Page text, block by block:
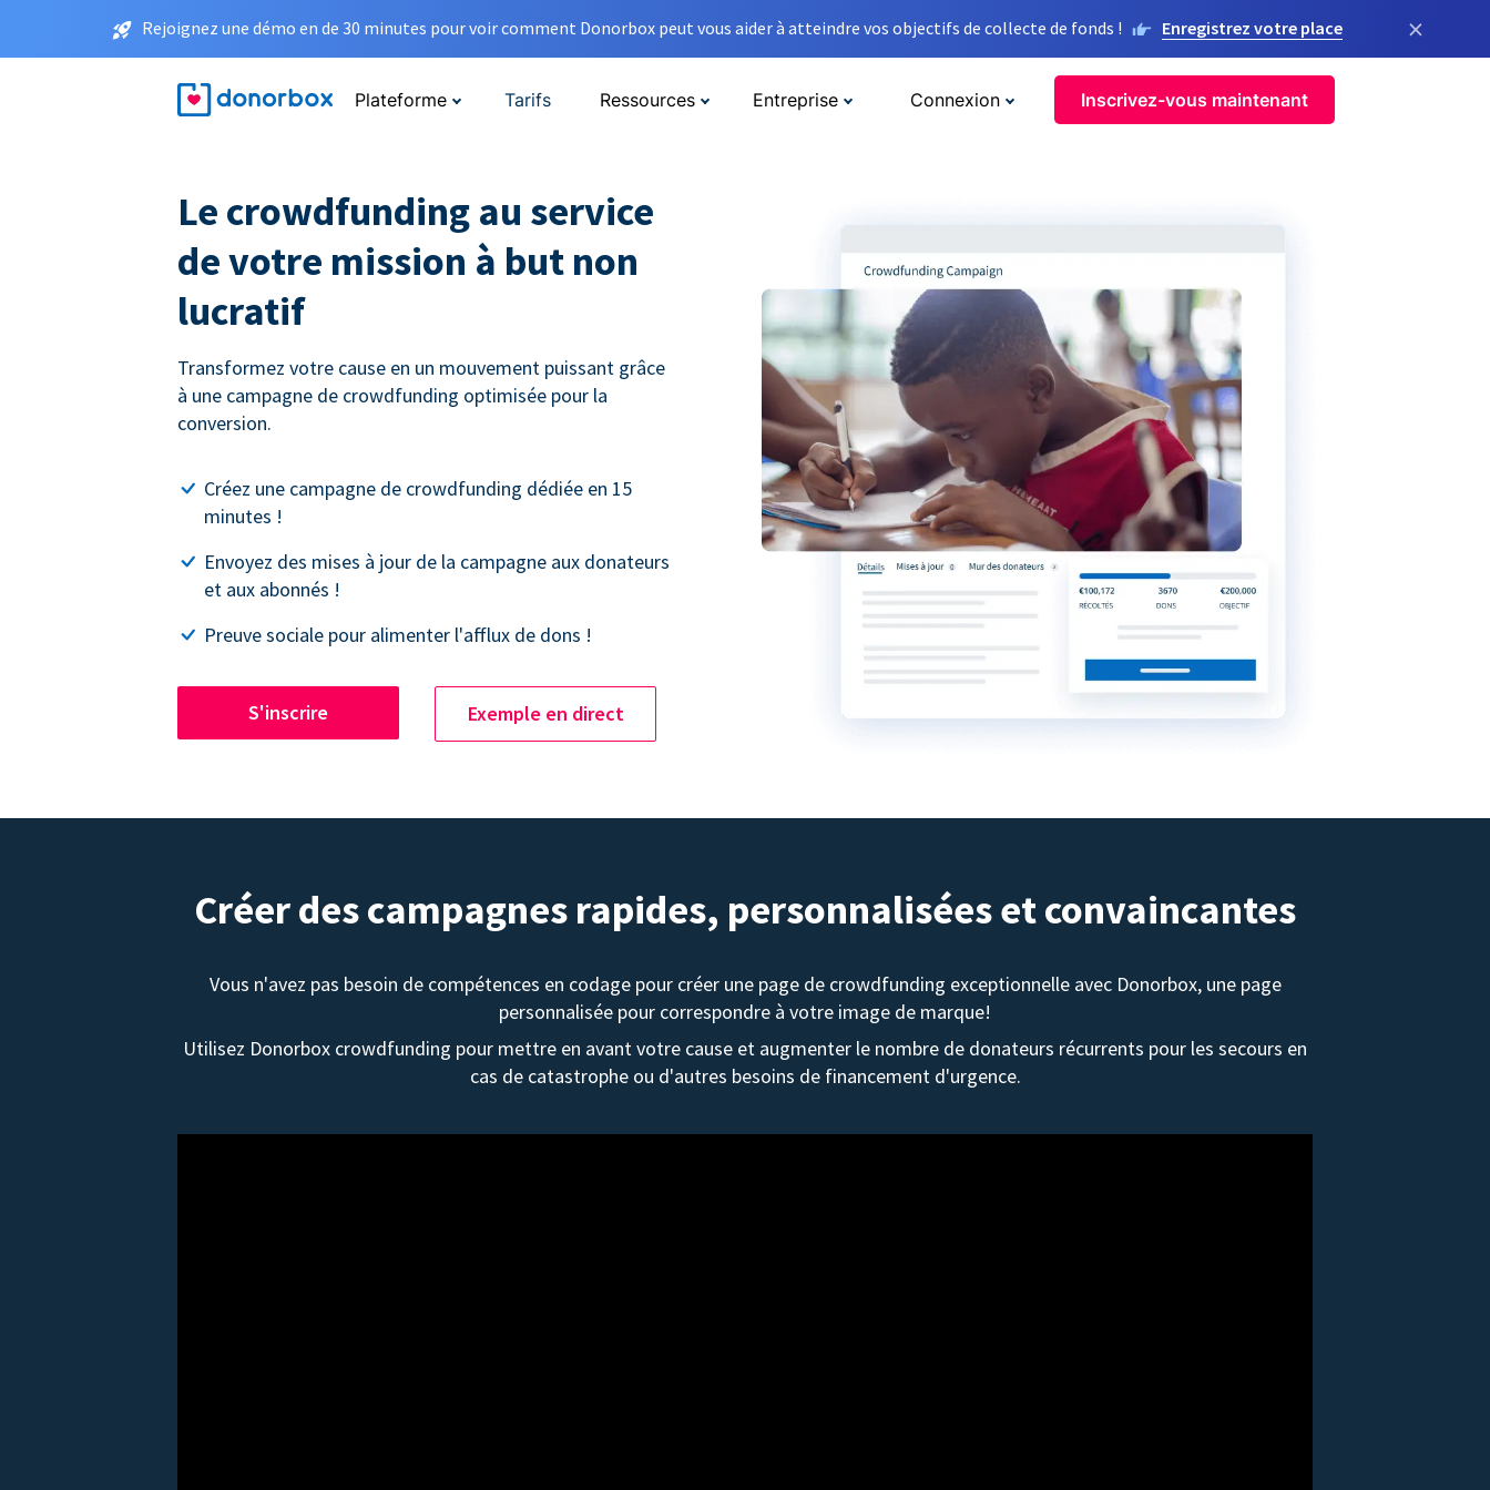
Rejoignez une démo en de 30 minutes pour voir comment Donorbox peut vous aider à atteindre vos objectifs de collecte de fonds ! Enregistrez votre place ×
Plateforme Tarifs Ressources Entreprise Connexion Inscrivez-vous maintenant
Le crowdfunding au service
de votre mission à but non
lucratif
Transformez votre cause en un mouvement puissant grâce
à une campagne de crowdfunding optimisée pour la
conversion.
Créez une campagne de crowdfunding dédiée en 15
minutes !
Envoyez des mises à jour de la campagne aux donateurs
et aux abonnés !
Preuve sociale pour alimenter l'afflux de dons !
S'inscrire Exemple en direct
Créer des campagnes rapides, personnalisées et convaincantes
Vous n'avez pas besoin de compétences en codage pour créer une page de crowdfunding exceptionnelle avec Donorbox, une page
personnalisée pour correspondre à votre image de marque!
Utilisez Donorbox crowdfunding pour mettre en avant votre cause et augmenter le nombre de donateurs récurrents pour les secours en
cas de catastrophe ou d'autres besoins de financement d'urgence.